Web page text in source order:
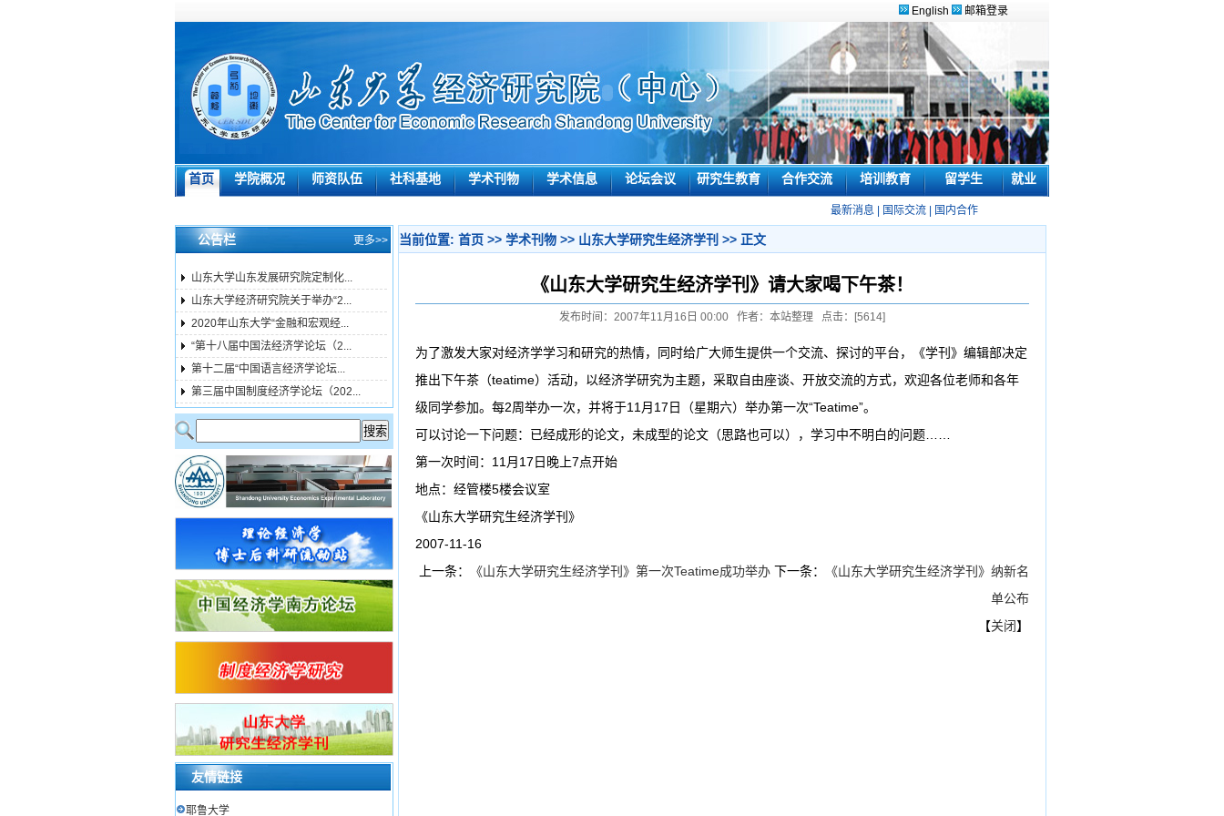
English 邮箱登录
首页 学院概况 师资队伍 社科基地 学术刊物 学术信息 论坛会议 研究生教育 合作交流 培训教育 留学生 就业
最新消息 国际交流 国内合作
公告栏 更多>>
山东大学山东发展研究院定制化...
山东大学经济研究院关于举办“2...
2020年山东大学“金融和宏观经...
“第十八届中国法经济学论坛（2...
第十二届“中国语言经济学论坛...
第三届中国制度经济学论坛（202...
友情链接
耶鲁大学
当前位置: 首页 >> 学术刊物 >> 山东大学研究生经济学刊 >> 正文
《山东大学研究生经济学刊》请大家喝下午茶！
发布时间：2007年11月16日 00:00 作者：本站整理 点击：[5614]
为了激发大家对经济学学习和研究的热情，同时给广大师生提供一个交流、探讨的平台，《学刊》编辑部决定
推出下午茶（teatime）活动，以经济学研究为主题，采取自由座谈、开放交流的方式，欢迎各位老师和各年
级同学参加。每2周举办一次，并将于11月17日（星期六）举办第一次“Teatime”。
可以讨论一下问题：已经成形的论文，未成型的论文（思路也可以），学习中不明白的问题……
第一次时间：11月17日晚上7点开始
地点：经管楼5楼会议室
《山东大学研究生经济学刊》
2007-11-16
上一条：
《山东大学研究生经济学刊》第一次Teatime成功举办 下一条：
《山东大学研究生经济学刊》纳新名
单公布
【关闭】